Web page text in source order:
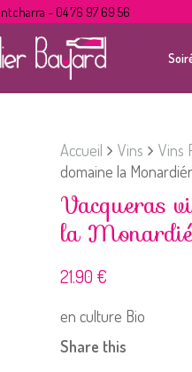
- 04 76 97 69 56
Accueil Vins Vins
domaine la
Vacqueras
la
21.90 €
en culture Bio
Share this